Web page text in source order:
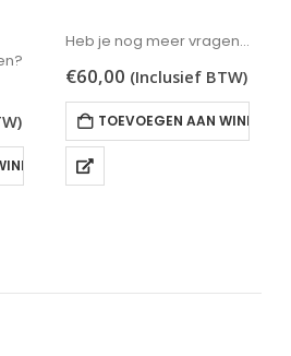
Heb je nog meer vragen?
Klik hier
€60,00 (Inclusief BTW)
TOEVOEGEN AAN